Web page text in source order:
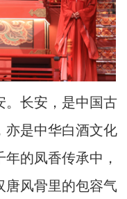
长安，是中国古
亦是中华白酒文化
的凤香传承中，
唐风骨里的包容气